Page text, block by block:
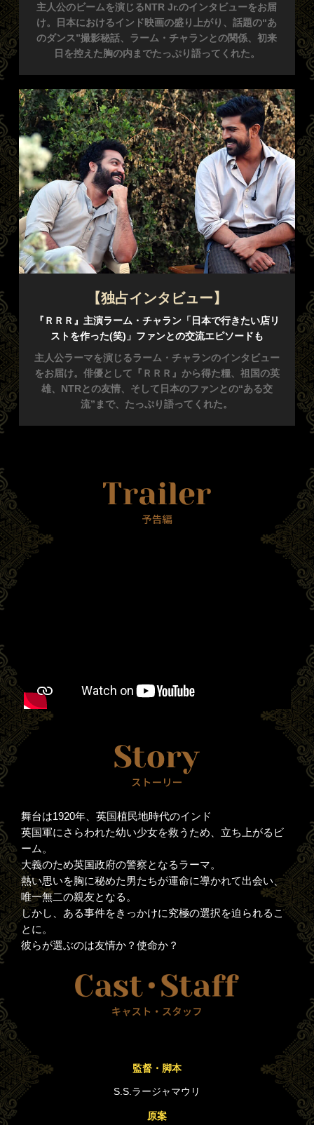
主人公のビームを演じるNTR Jr.のインタビューをお届
け。日本におけるインド映画の盛り上がり、話題の“あ
のダンス”撮影秘話、ラーム・チャランとの関係、初来
日を控えた胸の内までたっぷり語ってくれた。
【独占インタビュー】
『ＲＲＲ』主演ラーム・チャラン「日本で行きたい店リ
ストを作った(笑)」 ファンとの交流エピソードも
主人公ラーマを演じるラーム・チャランのインタビュー
をお届け。俳優として『ＲＲＲ』から得た糧、祖国の英
雄、NTRとの友情、そして日本のファンとの“ある交
流”まで、たっぷり語ってくれた。
舞台は1920年、英国植民地時代のインド
英国軍にさらわれた幼い少女を救うため、立ち上がるビ
ーム。
大義のため英国政府の警察となるラーマ。
熱い思いを胸に秘めた男たちが運命に導かれて出会い、
唯一無二の親友となる。
しかし、ある事件をきっかけに究極の選択を迫られるこ
とに。
彼らが選ぶのは友情か？使命か？
監督・脚本
S.S.ラージャマウリ
原案